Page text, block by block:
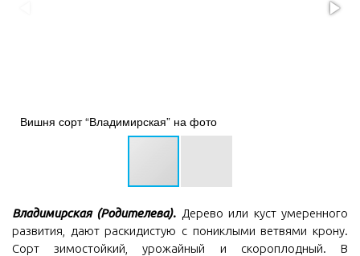
Вишня сорт “Владимирская” на фото
Владимирская (Родителева). Дерево или куст умеренного
развития, дают раскидистую с пониклыми ветвями крону.
Сорт зимостойкий, урожайный и скороплодный. В